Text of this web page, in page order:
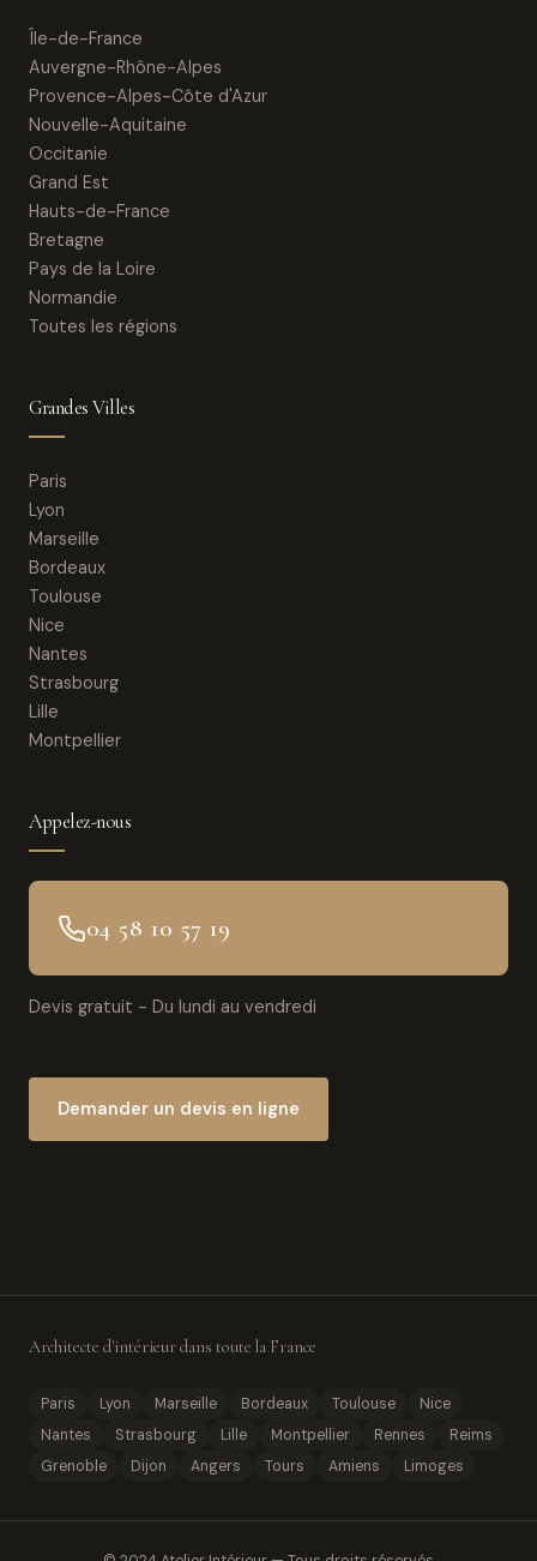
Île-de-France
Auvergne-Rhône-Alpes
Provence-Alpes-Côte d'Azur
Nouvelle-Aquitaine
Occitanie
Grand Est
Hauts-de-France
Bretagne
Pays de la Loire
Normandie
Toutes les régions
Grandes Villes
Paris
Lyon
Marseille
Bordeaux
Toulouse
Nice
Nantes
Strasbourg
Lille
Montpellier
Appelez-nous
04 58 10 57 19
Devis gratuit - Du lundi au vendredi
Demander un devis en ligne
Architecte d'intérieur dans toute la France
Paris Lyon Marseille Bordeaux Toulouse
Nice
Nantes
Strasbourg Lille Montpellier Rennes
Reims
Grenoble
Dijon Angers Tours Amiens Limoges